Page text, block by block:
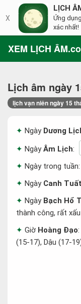
XEM LỊCH
Lịch âm ngày
lịch vạn niên ngày 15
Ngày Dương
NgàyÂm Lịch:
Ngày trong tuần:
Ngày Canh Tuất
Ngày Bạch Hổ
thành công, rất
Giờ Hoàng Đạo
(15-17), Dậu (17-
X
LỊCH
Ứng
xác nhất!